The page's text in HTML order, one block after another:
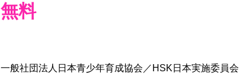
無料
一般社団法人日本青少年育成協会／HSK日本実施委員会